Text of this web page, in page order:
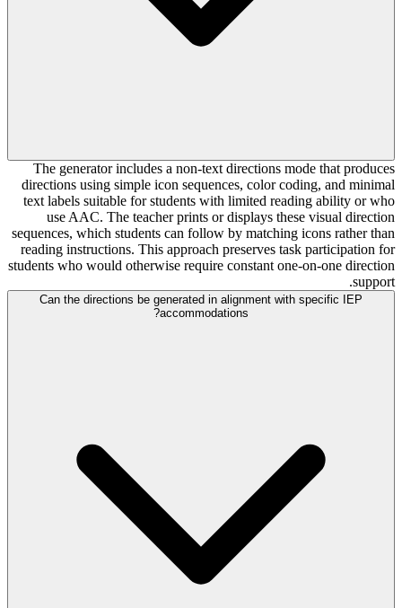
The generator includes a non-text directions mode that produces
directions using simple icon sequences, color coding, and minimal
text labels suitable for students with limited reading ability or who
use AAC. The teacher prints or displays these visual direction
sequences, which students can follow by matching icons rather than
reading instructions. This approach preserves task participation for
students who would otherwise require constant one-on-one direction
support.
Can the directions be generated in alignment with specific IEP
accommodations?